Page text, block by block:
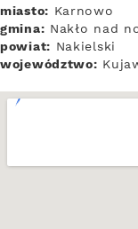
miasto: Karnowo
gmina: Nakło nad
powiat: Nakielski
województwo: